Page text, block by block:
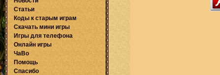
Статьи
Коды к старым играм
Скачать мини игры
Игры для телефона
Онлайн игры
ЧаВо
Помощь
Спасибо